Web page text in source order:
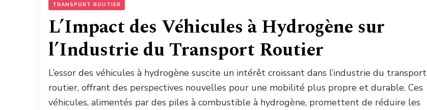
TRANSPORT ROUTIER
L’Impact des Véhicules à Hydrogène sur
l’Industrie du Transport Routier
L’essor des véhicules à hydrogène suscite un intérêt croissant dans l’industrie du transport
routier, offrant des perspectives nouvelles pour une mobilité plus propre et durable. Ces
véhicules, alimentés par des piles à combustible à hydrogène, promettent de réduire les